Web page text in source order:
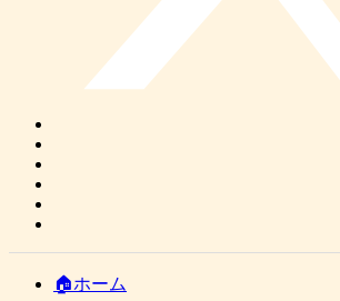
🏠ホーム